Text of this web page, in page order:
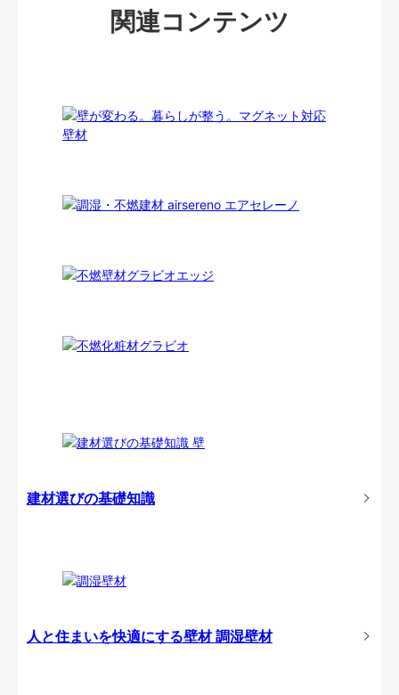
関連コンテンツ
建材選びの基礎知識
人と住まいを快適にする壁材 調湿壁材